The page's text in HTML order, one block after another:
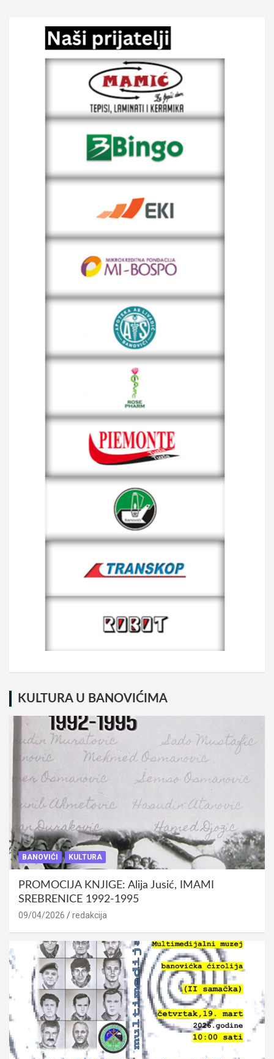
KULTURA U BANOVIĆIMA
BANOVIĆI KULTURA
PROMOCIJA KNJIGE: Alija Jusić, IMAMI
SREBRENICE 1992-1995
09/04/2026 redakcija